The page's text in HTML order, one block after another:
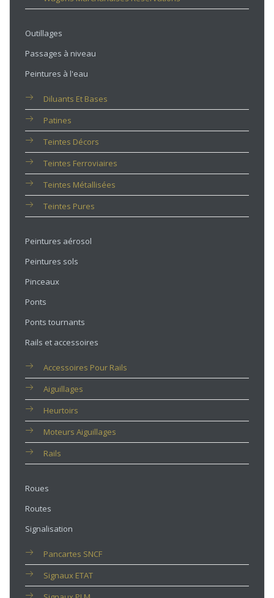
Outillages
Passages à niveau
Peintures à l'eau
Diluants Et Bases
Patines
Teintes Décors
Teintes Ferroviaires
Teintes Métallisées
Teintes Pures
Peintures aérosol
Peintures sols
Pinceaux
Ponts
Ponts tournants
Rails et accessoires
Accessoires Pour Rails
Aiguillages
Heurtoirs
Moteurs Aiguillages
Rails
Roues
Routes
Signalisation
Pancartes SNCF
Signaux ETAT